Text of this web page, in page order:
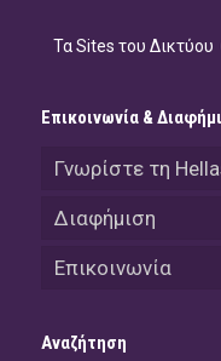
Τα Sites του Δικτύου
Επικοινωνία &
Γνωρίστε τη
Διαφήμιση
Επικοινωνία
Αναζήτηση